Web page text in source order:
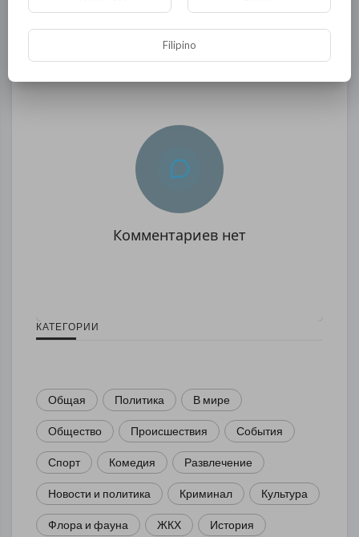
Комментариев нет
КАТЕГОРИИ
Общая Политика В мире
Общество Происшествия События
Спорт Комедия Развлечение
Новости и политика Криминал Культура
Флора и фауна ЖКХ История
Filipino